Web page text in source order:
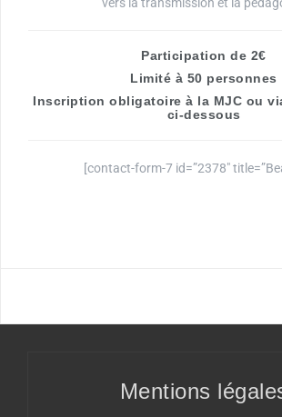
Participation de 2€
Limité à 50 personnes
Inscription obligatoire à la MJC ou
ci-dessous
[contact-form-7 id=”2378″
Mentions